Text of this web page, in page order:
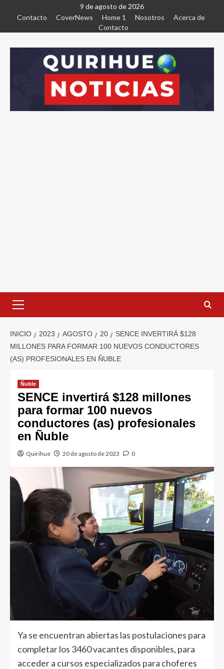
9 de agosto de 2026
Contacto
CoverNews Home 1 Nosotros
Acerca de
Contacto
INICIO 2023 AGOSTO 20
SENCE INVERTIRÁ $128
MILLONES PARA FORMAR 100 NUEVOS CONDUCTORES
(AS) PROFESIONALES EN ÑUBLE
Ñuble
SENCE invertirá $128 millones
para formar 100 nuevos
conductores (as) profesionales
en Ñuble
Quirihue 20 de agosto de 2023 0
Ya se encuentran abiertas las postulaciones para
completar los 3460 vacantes disponibles, para
acceder a cursos especializados para choferes